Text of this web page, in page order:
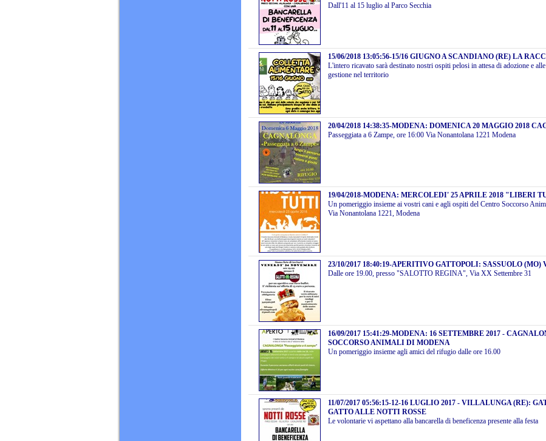
Dall'11 al 15 luglio al Parco Secchia
15/06/2018 13:05:56-15/16 GIUGNO A SCANDIANO (RE) LA
L'intero ricavato sarà destinato nostri ospiti pelosi in attesa di adozione e
gestione nel territorio
20/04/2018 14:38:35-MODENA: DOMENICA 20 MAGGIO 2018
Passeggiata a 6 Zampe, ore 16:00 Via Nonantolana 1221 Modena
19/04/2018-MODENA: MERCOLEDI' 25 APRILE 2018 "LIBERI
Un pomeriggio insieme ai vostri cani e agli ospiti del Centro Soccorso
Via Nonantolana 1221, Modena
23/10/2017 18:40:19-APERITIVO GATTOPOLI: SASSUOLO (MO)
Dalle ore 19.00, presso "SALOTTO REGINA", Via XX Settembre 31
16/09/2017 15:41:29-MODENA: 16 SETTEMBRE 2017 -
SOCCORSO ANIMALI DI MODENA
Un pomeriggio insieme agli amici del rifugio dalle ore 16.00
11/07/2017 05:56:15-12-16 LUGLIO 2017 - VILLALUNGA (RE):
GATTO ALLE NOTTI ROSSE
Le volontarie vi aspettano alla bancarella di beneficenza presente alla festa